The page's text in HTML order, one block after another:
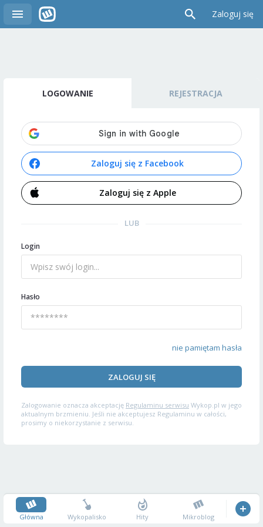
Zaloguj się
LOGOWANIE REJESTRACJA
Zaloguj się z Facebook
Zaloguj się z Apple
LUB
Login
Hasło
nie pamiętam hasła
ZALOGUJ SIĘ
Zalogowanie oznacza akceptację Regulaminu serwisu Wykop.pl w jego
aktualnym brzmieniu. Jeśli nie akceptujesz Regulaminu w całości,
prosimy o niekorzystanie z serwisu.
Główna Wykopalisko Hity Mikroblog